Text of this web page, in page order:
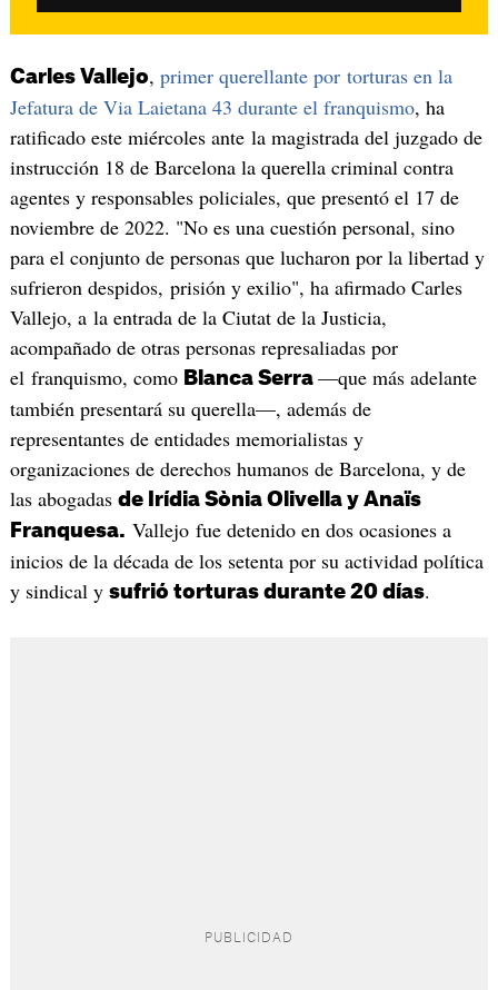
Carles Vallejo, primer querellante por torturas en la
Jefatura de Via Laietana 43 durante el franquismo, ha
ratificado este miércoles ante la magistrada del juzgado de
instrucción 18 de Barcelona la querella criminal contra
agentes y responsables policiales, que presentó el 17 de
noviembre de 2022. "No es una cuestión personal, sino
para el conjunto de personas que lucharon por la libertad y
sufrieron despidos, prisión y exilio", ha afirmado Carles
Vallejo, a la entrada de la Ciutat de la Justicia,
acompañado de otras personas represaliadas por
el franquismo, como Blanca Serra —que más adelante
también presentará su querella—, además de
representantes de entidades memorialistas y
organizaciones de derechos humanos de Barcelona, y de
las abogadas de Irídia Sònia Olivella y Anaïs
Franquesa. Vallejo fue detenido en dos ocasiones a
inicios de la década de los setenta por su actividad política
y sindical y sufrió torturas durante 20 días.